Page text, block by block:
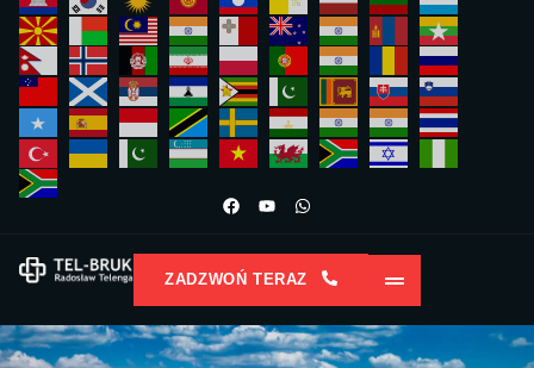
ZADZWOŃ TERAZ